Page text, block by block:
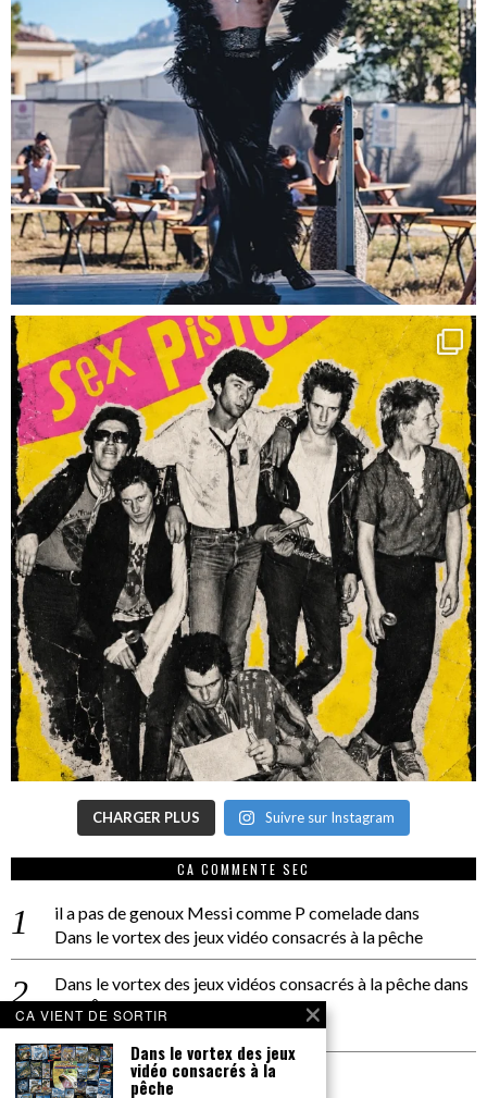
CHARGER PLUS Suivre sur Instagram
CA COMMENTE SEC
il a pas de genoux Messi comme P comeladedans
Dans le vortex des jeux vidéo consacrés à la pêche
Dans le vortex des jeux vidéos consacrés à la pêchedans
PACÔME THIELLEMENT
La séance d’Hip Gnose
La Patrie
dans
CA VIENT DE SORTIR
Dans le vortex des jeux
vidéo consacrés à la
pêche